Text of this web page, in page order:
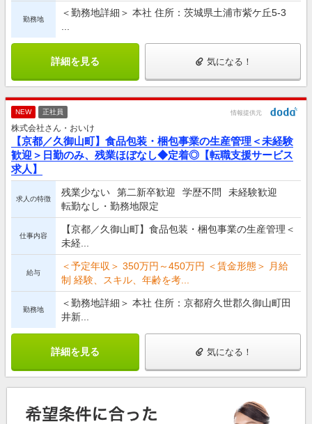
勤務地
＜勤務地詳細＞ 本社 住所：茨城県土浦市紫ケ丘5-3
詳細を見る 気になる！
NEW 正社員 情報提供元
株式会社さん・おいけ
【京都／久御山町】食品包装・梱包事業の生産管理＜未経験
歓迎＞日勤のみ、残業ほぼなし◆定着◎【転職支援サービス
求人】
求人の特徴
残業少ない 第二新卒歓迎 学歴不問
未経験歓迎
転勤なし・勤務地限定
仕事内容
【京都／久御山町】食品包装・梱包事業の生産管理＜
未経...
給与
＜予定年収＞ 350万円～450万円 ＜賃金形態＞ 月給
制 経験、スキル、年齢を考...
勤務地
＜勤務地詳細＞ 本社 住所：京都府久世郡久御山町田
井新...
詳細を見る 気になる！